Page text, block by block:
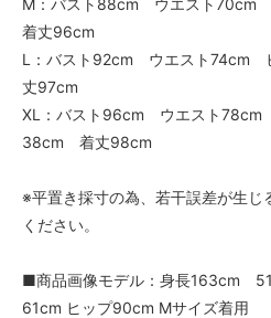
着丈96cm
L：バスト92cm ウエスト
丈97cm
XL：バスト96cm ウエスト
38cm 着丈98cm
※平置き採寸の為、若干誤差が生じ
ください。
■商品画像モデル：身長163cm
61cm ヒップ90cm Mサイズ着用